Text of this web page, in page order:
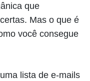
que
Mas o que é
você consegue
lista de e-mails